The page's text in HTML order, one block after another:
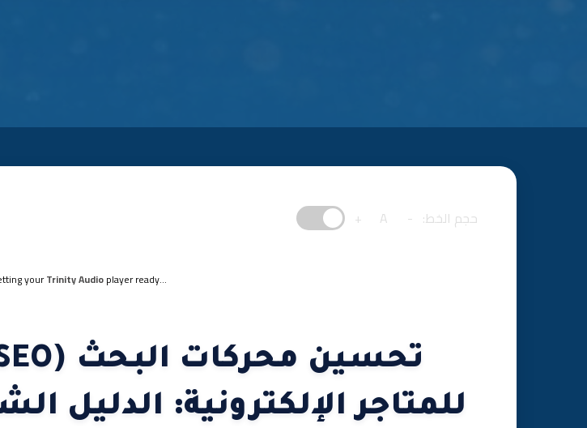
حجم الخط: -
A
+
yourTrinity Audioplayer ready...
للمتاجر الإلكترونية: الدليل